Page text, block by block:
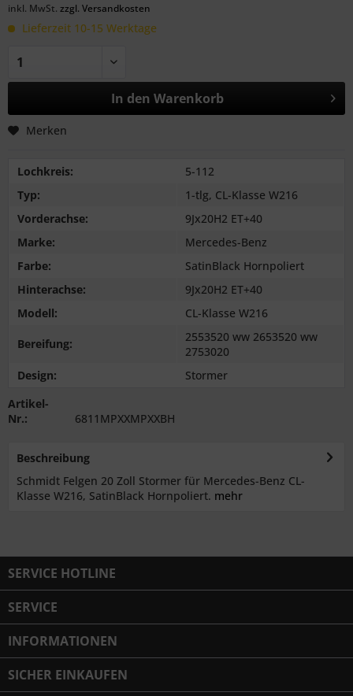
inkl. MwSt. zzgl. Versandkosten
Lieferzeit 10-15 Werktage
In den Warenkorb
Merken
Lochkreis:
5-112
Typ:
1-tlg, CL-Klasse W216
Vorderachse:
9Jx20H2 ET+40
Marke:
Mercedes-Benz
Farbe:
SatinBlack Hornpoliert
Hinterachse:
9Jx20H2 ET+40
Modell:
CL-Klasse W216
Bereifung:
2553520 ww 2653520 ww
2753020
Design:
Stormer
Artikel-
Nr.:
6811MPXXMPXXBH
Beschreibung
Schmidt Felgen 20 Zoll Stormer für Mercedes-Benz CL-
Klasse W216, SatinBlack Hornpoliert. mehr
SERVICE HOTLINE
SERVICE
INFORMATIONEN
SICHER EINKAUFEN